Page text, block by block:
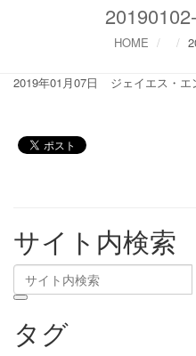
HOME
2019年01月07日 ジェイエス・
サイト内検索
タグ